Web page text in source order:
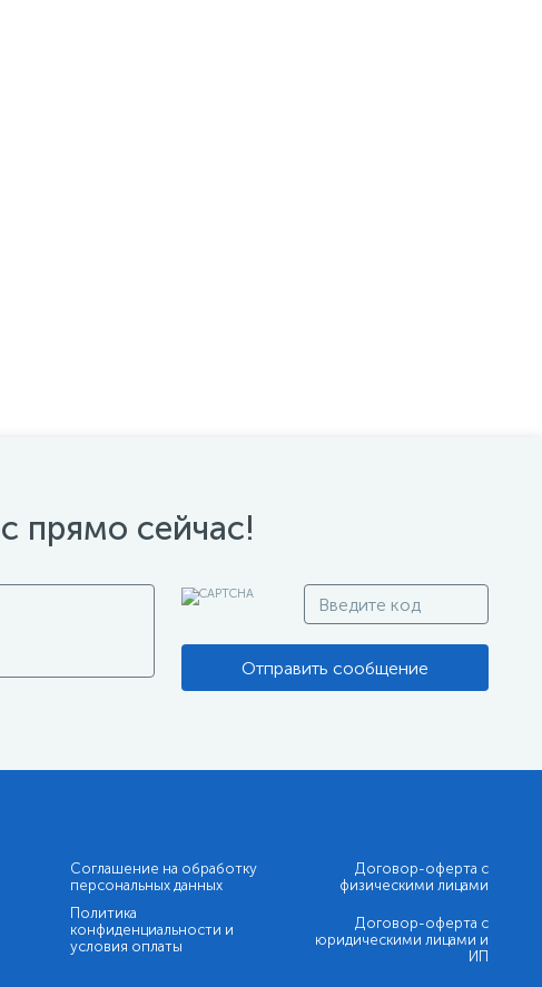
прямо сейчас!
Отправить сообщение
Соглашение на обработку
персональных данных
Политика
конфиденциальности и
условия оплаты
Договор-оферта с
физическими лицами
Договор-оферта с
юридическими лицами и
ИП